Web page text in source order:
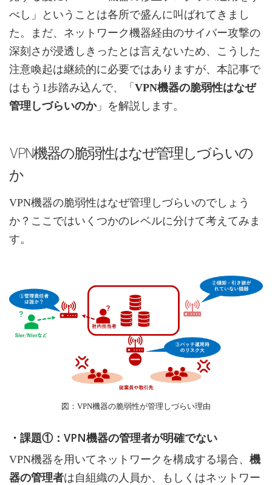
べし」ということは各所で盛んに叫ばれてきまし
た。まだ、ネットワーク機器経由のサイバー攻撃の
深刻さが浸透しきったとは言えないため、こうした
注意喚起は継続的に必要ではありますが、本記事で
はもう1歩踏み込んで、「 VPN機器の脆弱性はなぜ
管理しづらいのか」を解説します。
VPN機器の脆弱性はなぜ管理しづらいの
か
VPN機器の脆弱性はなぜ管理しづらいのでしょう
か？ここではいくつかのレベルに分けて考えてみま
す。
図：VPN機器の脆弱性が管理しづらい理由
・課題①：VPN機器の管理者が明確でない
VPN機器を用いてネットワークを構成する場合、 機
器の管理者は自組織の人員か、もしくはネットワー